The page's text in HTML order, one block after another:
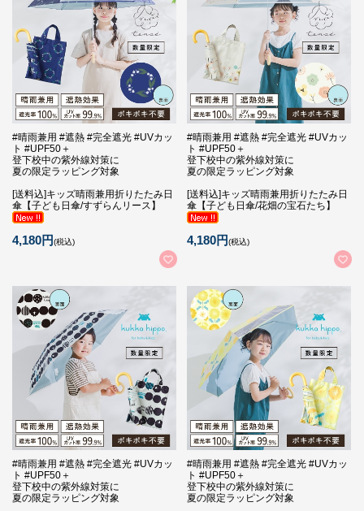
#晴雨兼用 #遮熱 #完全遮光 #UVカッ
ト #UPF50＋
登下校中の紫外線対策に
夏の限定ラッピング対象
[送料込]キッズ晴雨兼用折りたたみ日
傘【子ども日傘/すずらんリース】
4,180円(税込)
#晴雨兼用 #遮熱 #完全遮光 #UVカッ
ト #UPF50＋
登下校中の紫外線対策に
夏の限定ラッピング対象
[送料込]キッズ晴雨兼用折りたたみ日
傘【子ども日傘/花畑の宝石たち】
4,180円(税込)
#晴雨兼用 #遮熱 #完全遮光 #UVカッ
ト #UPF50＋
登下校中の紫外線対策に
夏の限定ラッピング対象
#晴雨兼用 #遮熱 #完全遮光 #UVカッ
ト #UPF50＋
登下校中の紫外線対策に
夏の限定ラッピング対象